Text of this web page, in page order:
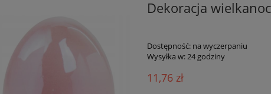
Dekoracja
Dostępność: na wyczerpaniu
Wysyłka w:24 godziny
11,76 zł